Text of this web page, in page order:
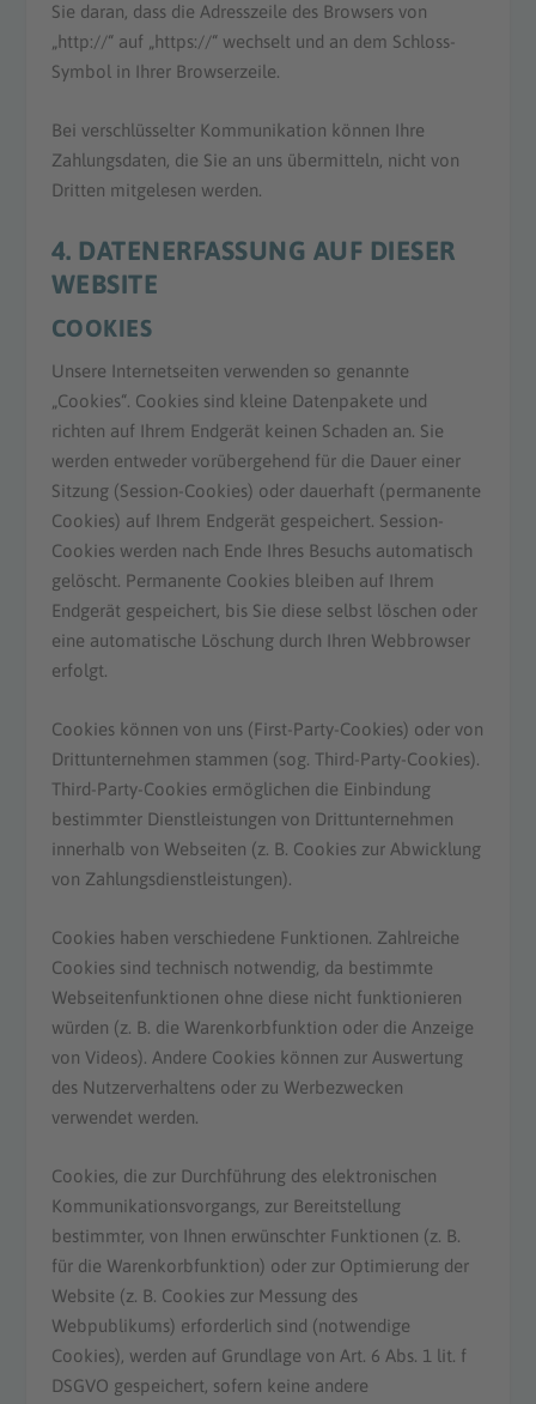
Sie daran, dass die Adresszeile des Browsers von
„http://“ auf „https://“ wechselt und an dem Schloss-
Symbol in Ihrer Browserzeile.
Bei verschlüsselter Kommunikation können Ihre
Zahlungsdaten, die Sie an uns übermitteln, nicht von
Dritten mitgelesen werden.
4. DATENERFASSUNG AUF DIESER
WEBSITE
COOKIES
Unsere Internetseiten verwenden so genannte
„Cookies“. Cookies sind kleine Datenpakete und
richten auf Ihrem Endgerät keinen Schaden an. Sie
werden entweder vorübergehend für die Dauer einer
Sitzung (Session-Cookies) oder dauerhaft (permanente
Cookies) auf Ihrem Endgerät gespeichert. Session-
Cookies werden nach Ende Ihres Besuchs automatisch
gelöscht. Permanente Cookies bleiben auf Ihrem
Endgerät gespeichert, bis Sie diese selbst löschen oder
eine automatische Löschung durch Ihren Webbrowser
erfolgt.
Cookies können von uns (First-Party-Cookies) oder von
Drittunternehmen stammen (sog. Third-Party-Cookies).
Third-Party-Cookies ermöglichen die Einbindung
bestimmter Dienstleistungen von Drittunternehmen
innerhalb von Webseiten (z. B. Cookies zur Abwicklung
von Zahlungsdienstleistungen).
Cookies haben verschiedene Funktionen. Zahlreiche
Cookies sind technisch notwendig, da bestimmte
Webseitenfunktionen ohne diese nicht funktionieren
würden (z. B. die Warenkorbfunktion oder die Anzeige
von Videos). Andere Cookies können zur Auswertung
des Nutzerverhaltens oder zu Werbezwecken
verwendet werden.
Cookies, die zur Durchführung des elektronischen
Kommunikationsvorgangs, zur Bereitstellung
bestimmter, von Ihnen erwünschter Funktionen (z. B.
für die Warenkorbfunktion) oder zur Optimierung der
Website (z. B. Cookies zur Messung des
Webpublikums) erforderlich sind (notwendige
Cookies), werden auf Grundlage von Art. 6 Abs. 1 lit. f
DSGVO gespeichert, sofern keine andere